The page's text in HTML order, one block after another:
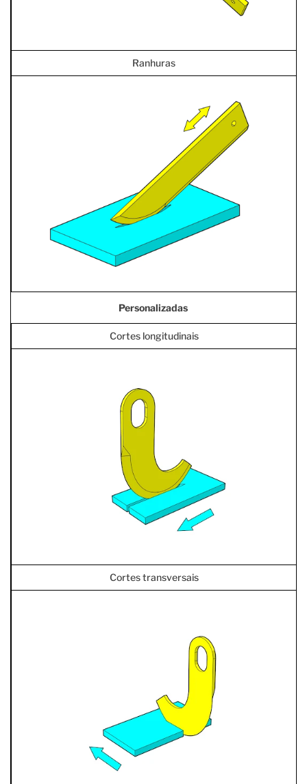
Ranhuras
Personalizadas
Cortes longitudinais
Cortes transversais